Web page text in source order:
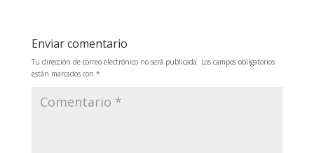
Enviar comentario
Tu dirección de correo electrónico no será publicada. Los campos obligatorios
están marcados con *